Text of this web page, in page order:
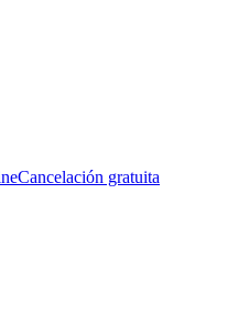
Cancelación gratuita